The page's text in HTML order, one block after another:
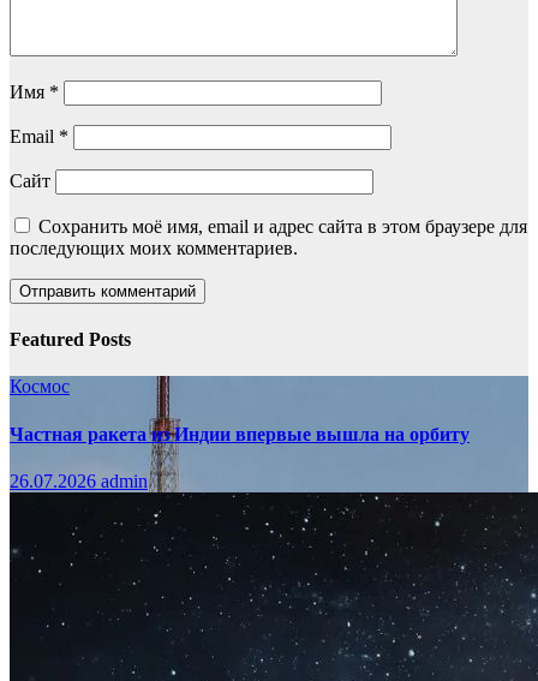
Имя *
Email *
Сайт
Сохранить моё имя, email и адрес сайта в этом браузере для
последующих моих комментариев.
Featured Posts
Космос
Частная ракета из Индии впервые вышла на орбиту
26.07.2026 admin